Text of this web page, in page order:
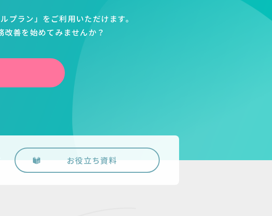
ルプラン」をご利用いただけます。
善を始めてみませんか？
お役立ち資料